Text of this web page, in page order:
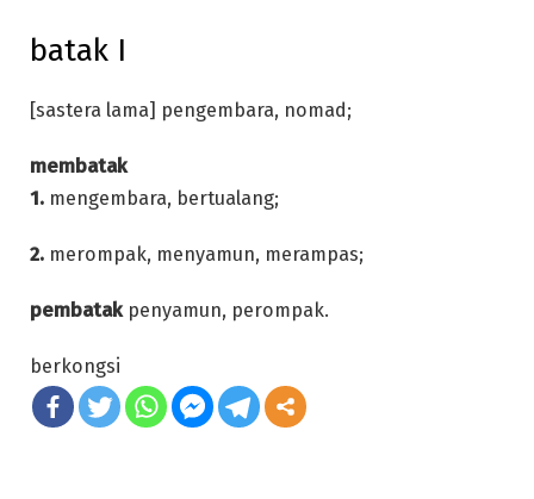
batak I
[sastera lama] pengembara, nomad;
membatak
1. mengembara, bertualang;
2. merompak, menyamun, merampas;
pembatakpenyamun, perompak.
berkongsi